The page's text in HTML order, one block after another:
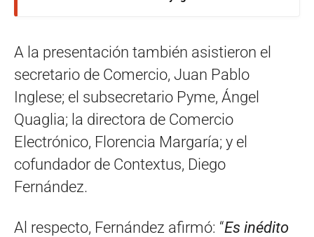
A la presentación también asistieron el
secretario de Comercio, Juan Pablo
Inglese; el subsecretario Pyme, Ángel
Quaglia; la directora de Comercio
Electrónico, Florencia Margaría; y el
cofundador de Contextus, Diego
Fernández.
Al respecto, Fernández afirmó: “Es inédito